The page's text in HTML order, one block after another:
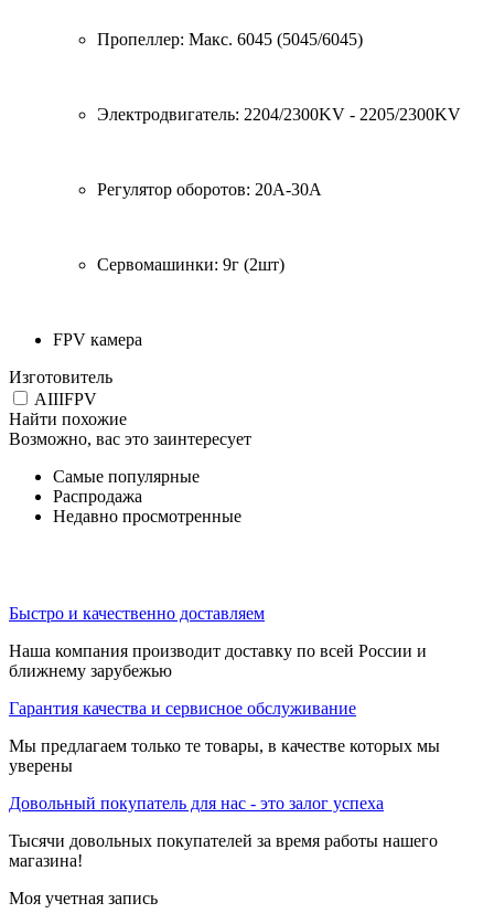
Пропеллер: Макс. 6045 (5045/6045)
Электродвигатель: 2204/2300KV - 2205/2300KV
Регулятор оборотов: 20A-30A
Сервомашинки: 9г (2шт)
FPV камера
Изготовитель
AIIIFPV
Найти похожие
Возможно, вас это заинтересует
Самые популярные
Распродажа
Недавно просмотренные
Быстро и качественно доставляем
Наша компания производит доставку по всей России и
ближнему зарубежью
Гарантия качества и сервисное обслуживание
Мы предлагаем только те товары, в качестве которых мы
уверены
Довольный покупатель для нас - это залог успеха
Тысячи довольных покупателей за время работы нашего
магазина!
Моя учетная запись